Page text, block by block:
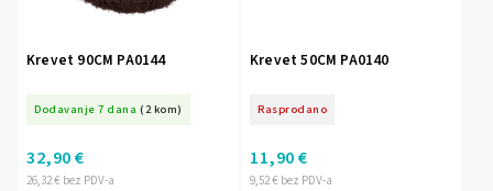
Krevet 90CM PA0144
Dodavanje 7 dana (2 kom)
26,32 € bez PDV-a
32,90 €
Krevet 50CM PA0140
Rasprodano
9,52 € bez PDV-a
11,90 €